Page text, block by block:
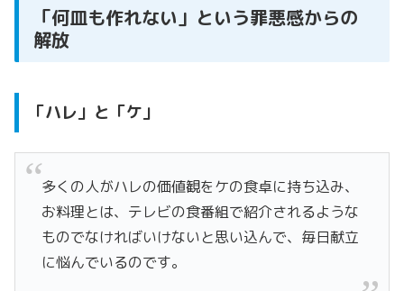
「何皿も作れない」という罪悪感からの
解放
「ハレ」と「ケ」
多くの人がハレの価値観をケの食卓に持ち込み、
お料理とは、テレビの食番組で紹介されるような
ものでなければいけないと思い込んで、毎日献立
に悩んでいるのです。